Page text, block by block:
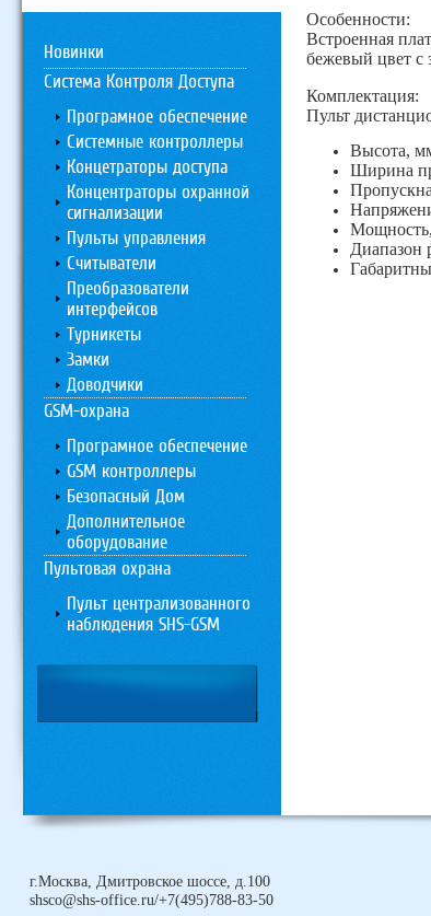
Новинки
Система Контроля Доступа
Програмное обеспечение
Системные контроллеры
Концетраторы доступа
Концентраторы охранной
сигнализации
Пульты управления
Считыватели
Преобразователи
интерфейсов
Турникеты
Замки
Доводчики
GSM-охрана
Програмное обеспечение
GSM контроллеры
Безопасный Дом
Дополнительное
оборудование
Пультовая охрана
Пульт централизованного
наблюдения SHS-GSM
Особенности:
Встроенная
бежевый цвет с
Комплектация:
Пульт
Высота,
Ширина
Мощность,
Диапазон
г.Москва, Дмитровское шоссе, д.100
shsco@shs-office.ru/+7(495)788-83-50